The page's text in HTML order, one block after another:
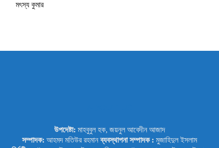
মৎস্য কুমার
উপদেষ্টা: মাহবুবুল হক, জয়নুল আবেদীন আজাদ
সম্পাদক: আহমদ মতিউর রহমানব্যবস্থাপনা সম্পাদক : মুজাহিদুল ইসলাম